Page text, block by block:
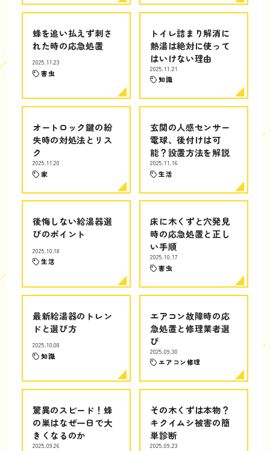
蜂を追い払えず刺さ
れた時の応急処置
2025.11.23
害虫
トイレ詰まり解消に
熱湯は絶対に使って
はいけない理由
2025.11.21
知識
オートロック鍵の紛
失時の対処法とリス
ク
2025.11.20
家
玄関の人感センサー
電球、後付けは可
能？設置方法を解説
2025.11.16
生活
後悔しない給湯器選
びのポイント
2025.10.18
生活
床に木くずと穴発見
時の応急処置と正し
い手順
2025.10.17
害虫
最新給湯器のトレン
ドと選び方
2025.10.08
知識
エアコン故障時の応
急処置と修理業者選
び
2025.09.30
エアコン修理
驚異のスピード！蜂
の巣はなぜ一日で大
きくなるのか
2025.09.26
その木くずは本物？
キクイムシ被害の簡
単診断
2025.09.23